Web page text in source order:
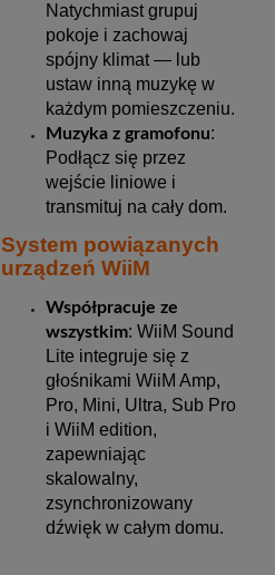
Natychmiast grupuj
pokoje i zachowaj
spójny klimat — lub
ustaw inną muzykę w
każdym pomieszczeniu.
Muzyka z gramofonu:
Podłącz się przez
wejście liniowe i
transmituj na cały dom.
System powiązanych
urządzeń WiiM
Współpracuje ze
wszystkim: WiiM Sound
Lite integruje się z
głośnikami WiiM Amp,
Pro, Mini, Ultra, Sub Pro
i WiiM edition,
zapewniając
skalowalny,
zsynchronizowany
dźwięk w całym domu.